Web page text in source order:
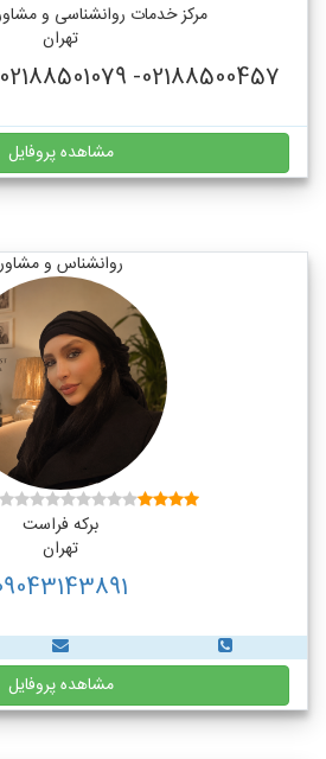
مرکز خدمات روانشناسی و
تهران
02188500457- 02188501079- 09336812687
مشاهده پروفایل
روانشناس و
برکه فراست
تهران
مشاهده پروفایل